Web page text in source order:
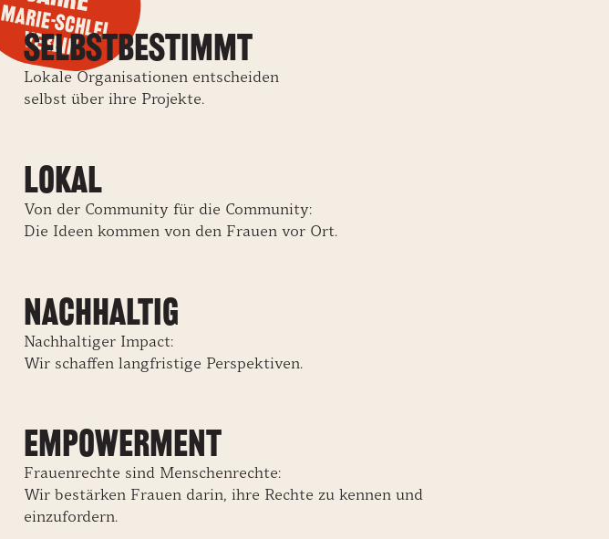
Selbstbestimmt
Lokale Organisationen entscheiden
selbst über ihre Projekte.
Lokal
Von der Community für die Community:
Die Ideen kommen von den Frauen vor Ort.
Nachhaltig
Nachhaltiger Impact:
Wir schaffen langfristige Perspektiven.
Empowerment
Frauenrechte sind Menschenrechte:
Wir bestärken Frauen darin, ihre Rechte zu kennen und
einzufordern.
Marie-Schlei
Verein